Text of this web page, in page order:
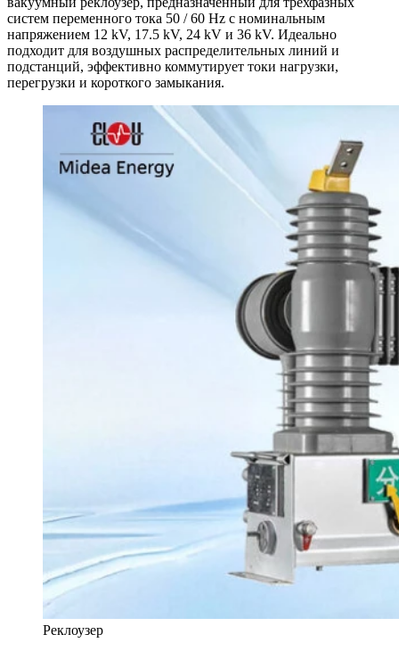
систем переменного тока 50 / 60 Hz с номинальным
напряжением 12 kV, 17.5 kV, 24 kV и 36 kV. Идеально
подходит для воздушных распределительных линий и
подстанций, эффективно коммутирует токи нагрузки,
перегрузки и короткого замыкания.
Реклоузер